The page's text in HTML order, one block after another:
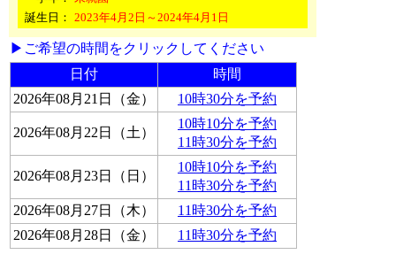
誕生日： 2023年4月2日～2024年4月1日
▶ご希望の時間をクリックしてください
日付
時間
2026年08月21日（金）
10時30分を予約
2026年08月22日（土）
10時10分を予約
11時30分を予約
2026年08月23日（日）
10時10分を予約
11時30分を予約
2026年08月27日（木）
11時30分を予約
2026年08月28日（金）
11時30分を予約